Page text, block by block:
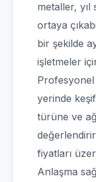
metaller, yıl
ortaya
bir şekilde
işletmeler
Profesyonel
yerinde
türüne ve
fiyatları
Anlaşma